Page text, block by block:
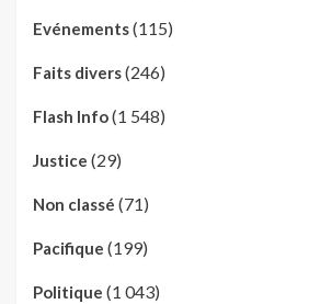
Evénements(115)
Faits divers(246)
Flash Info(1 548)
Justice (29)
Non classé (71)
Pacifique (199)
Politique (1 043)